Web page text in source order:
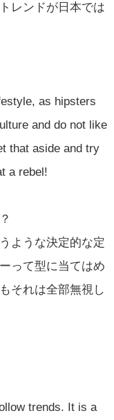
レンドが日本では
as hipsters
and do not like
that aside and try
a rebel!
ような決定的な定
って型に当てはめ
それは全部無視し
trends. It is a